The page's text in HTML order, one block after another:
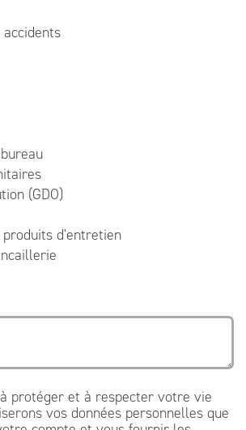
(GDO)
produits d'entretien
protéger et à respecter votre vie
vos données personnelles que